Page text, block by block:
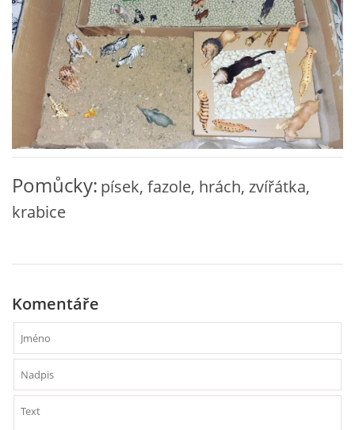
DĚJINY VÝTVARNÉHO UMĚNÍ
NOVINKY ZE ŠKOLSTVÍ 2025
ROČNÍ PLÁN - INSPIRACE /DLE NOVÉHO RVP PV 2025
VZDĚLÁVACÍ BLOK ZÁŘÍ
VZDĚLÁVACÍ BLOK ŘÍJEN
VZDĚLÁVACÍ BLOK PROSINEC
VZDĚLÁVACÍ BLOK LEDEN
VZDĚLÁVACÍ BLOK ÚNOR
Pomůcky: písek, fazole, hrách, zvířátka,
krabice
Komentáře